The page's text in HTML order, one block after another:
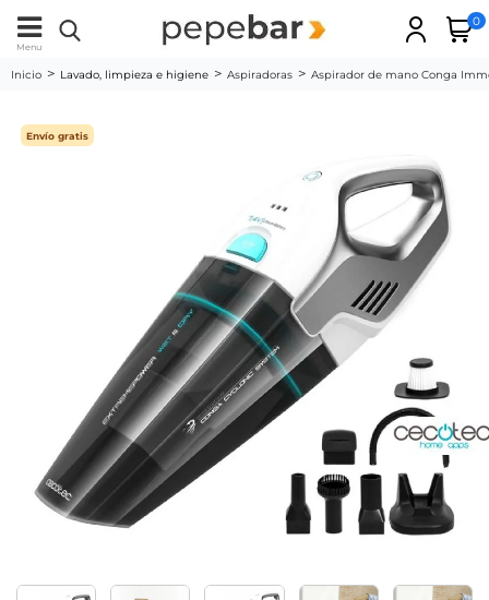
Menu
0
Inicio Lavado, limpieza e higiene Aspiradoras Aspirador de mano Conga
Envío gratis